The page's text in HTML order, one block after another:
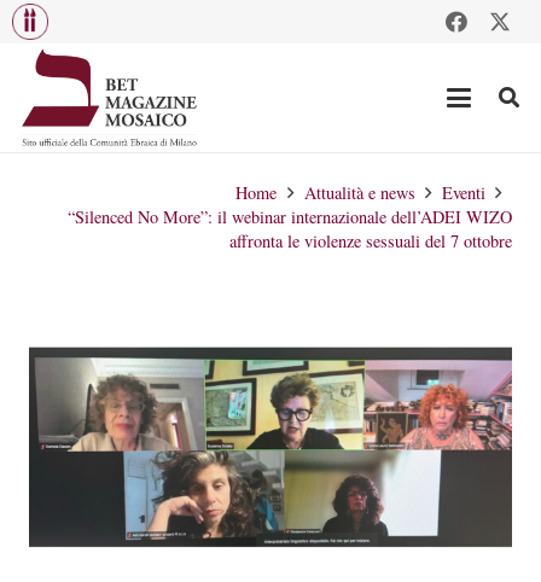
Home Attualità e news
Eventi
“Silenced No More”: il webinar internazionale dell’ADEI WIZO
affronta le violenze sessuali del 7 ottobre